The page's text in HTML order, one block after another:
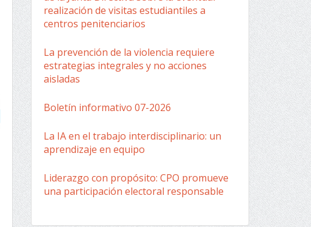
realización de visitas estudiantiles a
centros penitenciarios
La prevención de la violencia requiere
estrategias integrales y no acciones
aisladas
Boletín informativo 07-2026
La IA en el trabajo interdisciplinario: un
aprendizaje en equipo
Liderazgo con propósito: CPO promueve
una participación electoral responsable